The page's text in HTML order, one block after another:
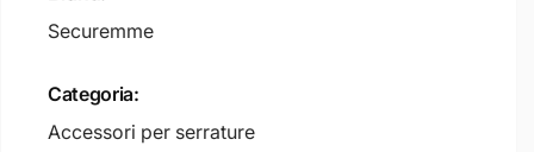
Securemme
Categoria:
Accessori per serrature